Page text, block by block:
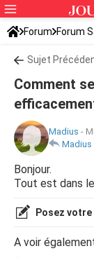
Forum Forum
Sujet
Comment
Madius -
Madius
Bonjour.
Tout est dans
Posez
A voir